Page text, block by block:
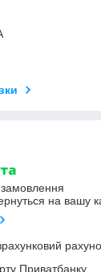
на вашу
Приватбанку